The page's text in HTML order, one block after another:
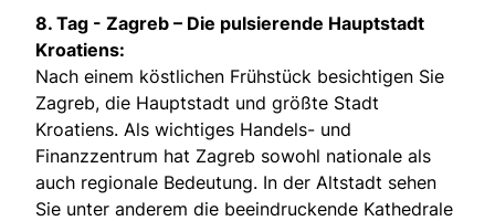
8. Tag - Zagreb – Die pulsierende Hauptstadt
Kroatiens:
Nach einem köstlichen Frühstück besichtigen Sie
Zagreb, die Hauptstadt und größte Stadt
Kroatiens. Als wichtiges Handels- und
Finanzzentrum hat Zagreb sowohl nationale als
auch regionale Bedeutung. In der Altstadt sehen
Sie unter anderem die beeindruckende Kathedrale